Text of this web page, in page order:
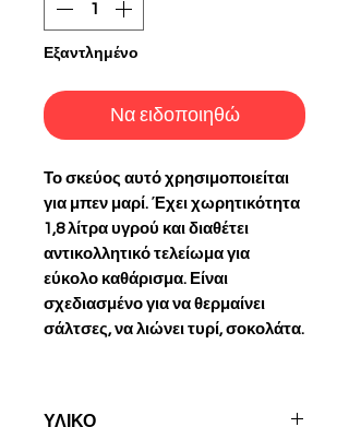
Εξαντλημένο
Να ειδοποιηθώ
Το σκεύος αυτό χρησιμοποιείται
για μπεν μαρί. Έχει χωρητικότητα
1,8 λίτρα υγρού και διαθέτει
αντικολλητικό τελείωμα για
εύκολο καθάρισμα. Είναι
σχεδιασμένο για να θερμαίνει
σάλτσες, να λιώνει τυρί, σοκολάτα.
ΥΛΙΚΟ